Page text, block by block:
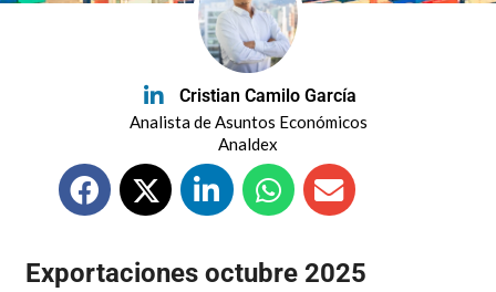
Cristian Camilo García
Analista de Asuntos Económicos
Analdex
Exportaciones octubre 2025